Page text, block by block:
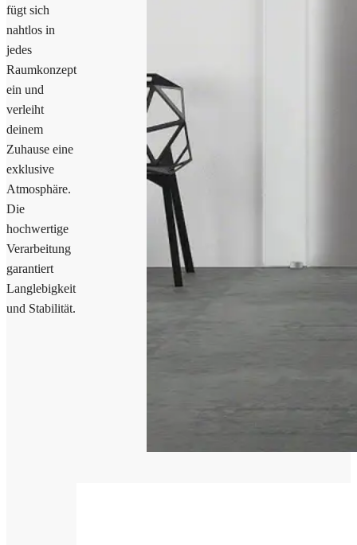
fügt sich
nahtlos in
jedes
Raumkonzept
ein und
verleiht
deinem
Zuhause eine
exklusive
Atmosphäre.
Die
hochwertige
Verarbeitung
garantiert
Langlebigkeit
und Stabilität.